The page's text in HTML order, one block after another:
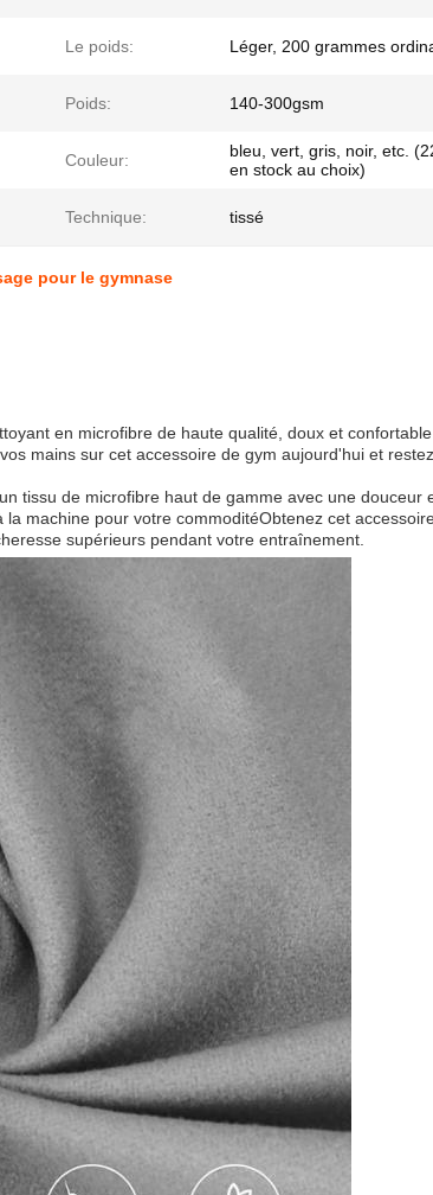
Le poids: Léger, 200 grammes
Poids: 140-300gsm
Couleur:
bleu, vert, gris, noir, etc.
en stock au choix)
Technique: tissé
pour le gymnase
en microfibre de haute qualité, doux et
mains sur cet accessoire de gym aujourd'hui et
tissu de microfibre haut de gamme avec une douceur
machine pour votre commoditéObtenez cet
supérieurs pendant votre entraînement.